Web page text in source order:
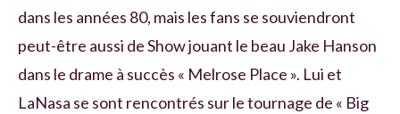
dans les années 80, mais les fans se souviendront
peut-être aussi de Show jouant le beau Jake Hanson
dans le drame à succès « Melrose Place ». Lui et
LaNasa se sont rencontrés sur le tournage de « Big